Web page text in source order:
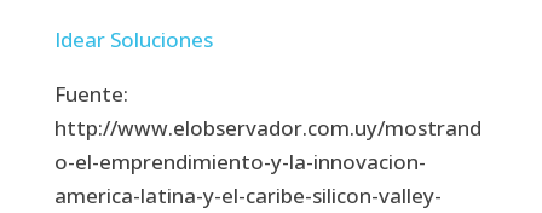
Idear Soluciones
Fuente:
http://www.elobservador.com.uy/mostrand
o-el-emprendimiento-y-la-innovacion-
america-latina-y-el-caribe-silicon-valley-